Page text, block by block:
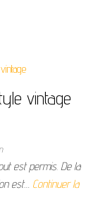
vintage
est permis. De la
est… Continuer la